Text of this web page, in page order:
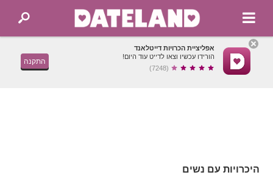
אפליציית הכרויות דייטלאנד
הורידו עכשיו וצאו לדייט עוד היום!
(7248)
התקנה
היכרויות עם נשים